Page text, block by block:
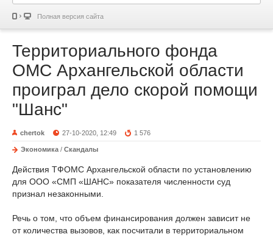
Полная версия сайта
Территориального фонда
ОМС Архангельской области
проиграл дело скорой помощи
"Шанс"
chertok 27-10-2020, 12:49 1 576
Экономика / Скандалы
Действия ТФОМС Архангельской области по установлению
для ООО «СМП «ШАНС» показателя численности суд
признал незаконными.
Речь о том, что объем финансирования должен зависит не
от количества вызовов, как посчитали в территориальном